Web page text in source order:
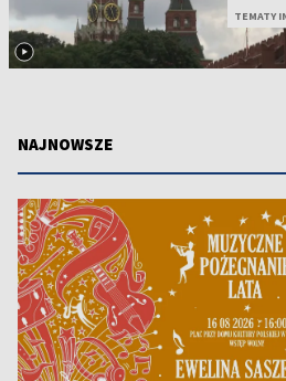
TEMATY
NAJNOWSZE